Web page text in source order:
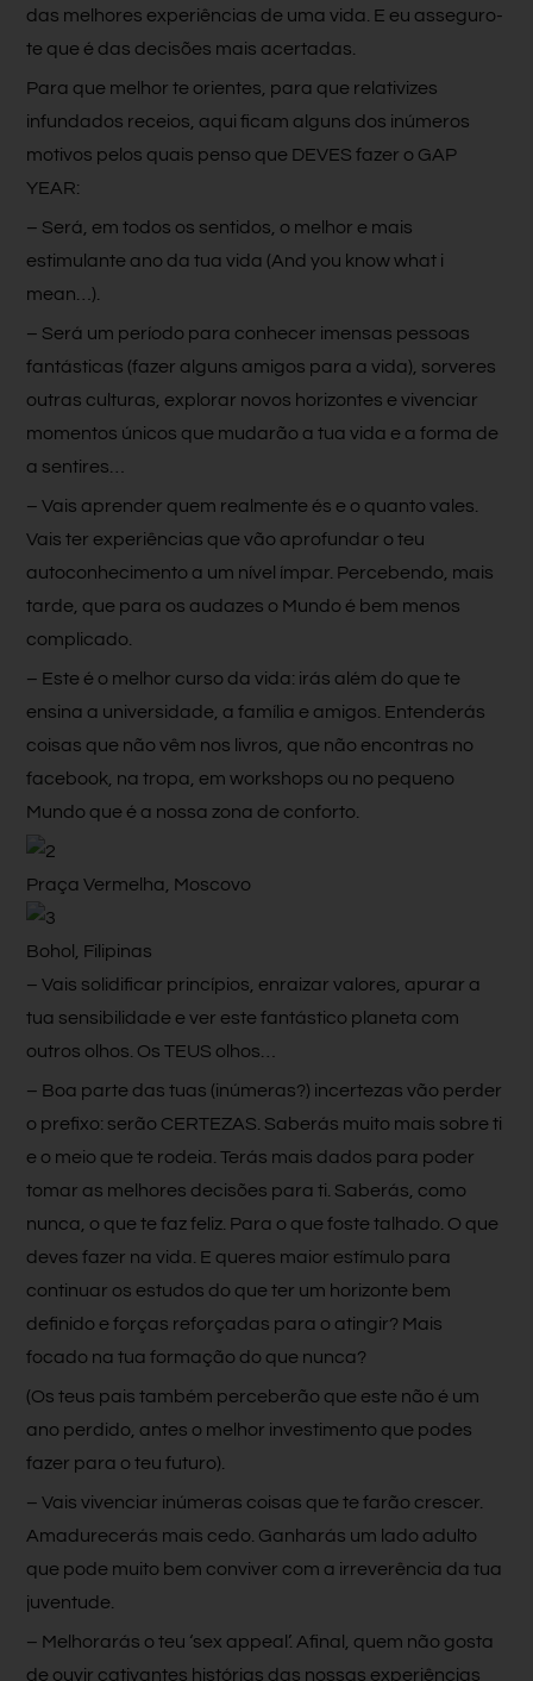
das melhores experiências de uma vida. E eu asseguro-
te que é das decisões mais acertadas.
Para que melhor te orientes, para que relativizes
infundados receios, aqui ficam alguns dos inúmeros
motivos pelos quais penso que DEVES fazer o GAP
YEAR:
– Será, em todos os sentidos, o melhor e mais
estimulante ano da tua vida (And you know what i
mean…).
– Será um período para conhecer imensas pessoas
fantásticas (fazer alguns amigos para a vida), sorveres
outras culturas, explorar novos horizontes e vivenciar
momentos únicos que mudarão a tua vida e a forma de
a sentires…
– Vais aprender quem realmente és e o quanto vales.
Vais ter experiências que vão aprofundar o teu
autoconhecimento a um nível ímpar. Percebendo, mais
tarde, que para os audazes o Mundo é bem menos
complicado.
– Este é o melhor curso da vida: irás além do que te
ensina a universidade, a família e amigos. Entenderás
coisas que não vêm nos livros, que não encontras no
facebook, na tropa, em workshops ou no pequeno
Mundo que é a nossa zona de conforto.
Praça Vermelha, Moscovo
Bohol, Filipinas
– Vais solidificar princípios, enraizar valores, apurar a
tua sensibilidade e ver este fantástico planeta com
outros olhos. Os TEUS olhos…
– Boa parte das tuas (inúmeras?) incertezas vão perder
o prefixo: serão CERTEZAS. Saberás muito mais sobre ti
e o meio que te rodeia. Terás mais dados para poder
tomar as melhores decisões para ti. Saberás, como
nunca, o que te faz feliz. Para o que foste talhado. O que
deves fazer na vida. E queres maior estímulo para
continuar os estudos do que ter um horizonte bem
definido e forças reforçadas para o atingir? Mais
focado na tua formação do que nunca?
(Os teus pais também perceberão que este não é um
ano perdido, antes o melhor investimento que podes
fazer para o teu futuro).
– Vais vivenciar inúmeras coisas que te farão crescer.
Amadurecerás mais cedo. Ganharás um lado adulto
que pode muito bem conviver com a irreverência da tua
juventude.
– Melhorarás o teu ‘sex appeal’. Afinal, quem não gosta
de ouvir cativantes histórias das nossas experiências